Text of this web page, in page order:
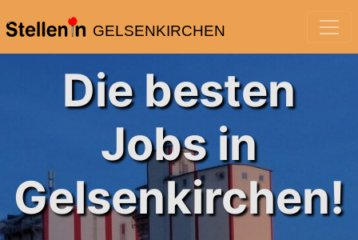
GELSENKIRCHEN
Die besten
Jobs in
Gelsenkirchen!